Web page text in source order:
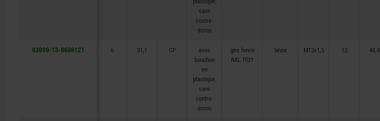
sans
contre-
écrou
03099-13-9606121 6 31,1 CP
avec
bouchon
en
plastique,
sans
contre-
écrou
gris foncé
RAL 7021
bruni M12x1,5 12 48,4